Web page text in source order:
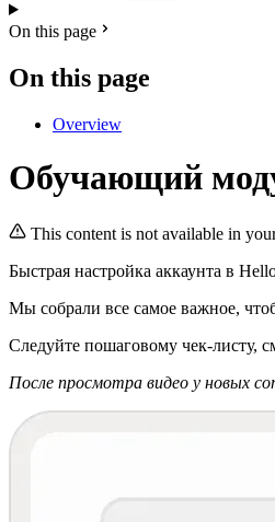
On this page
On this page
Overview
Обучающий
This content is not available in
Быстрая настройка аккаунта в
Мы собрали все самое важное,
Следуйте пошаговому чек-листу,
После просмотра видео у новых